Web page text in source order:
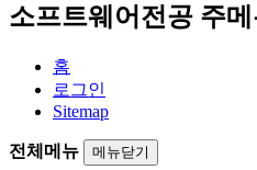
소프트웨어전공 주
홈
로그인
Sitemap
전체메뉴 메뉴닫기